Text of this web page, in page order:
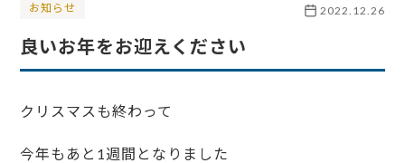
お知らせ 2022.12.26
良いお年をお迎えください
クリスマスも終わって
今年もあと1週間となりました